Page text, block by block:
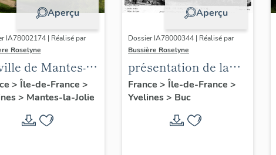
Aperçu
IA78002174 | Réalisé par
Roselyne
de Mantes-la-
> Île-de-France >
> Mantes-la-Jolie
Aperçu
Dossier IA78000344 | Réalisé par
Bussière Roselyne
présentation de la
commune de Buc
France > Île-de-France >
Yvelines> Buc